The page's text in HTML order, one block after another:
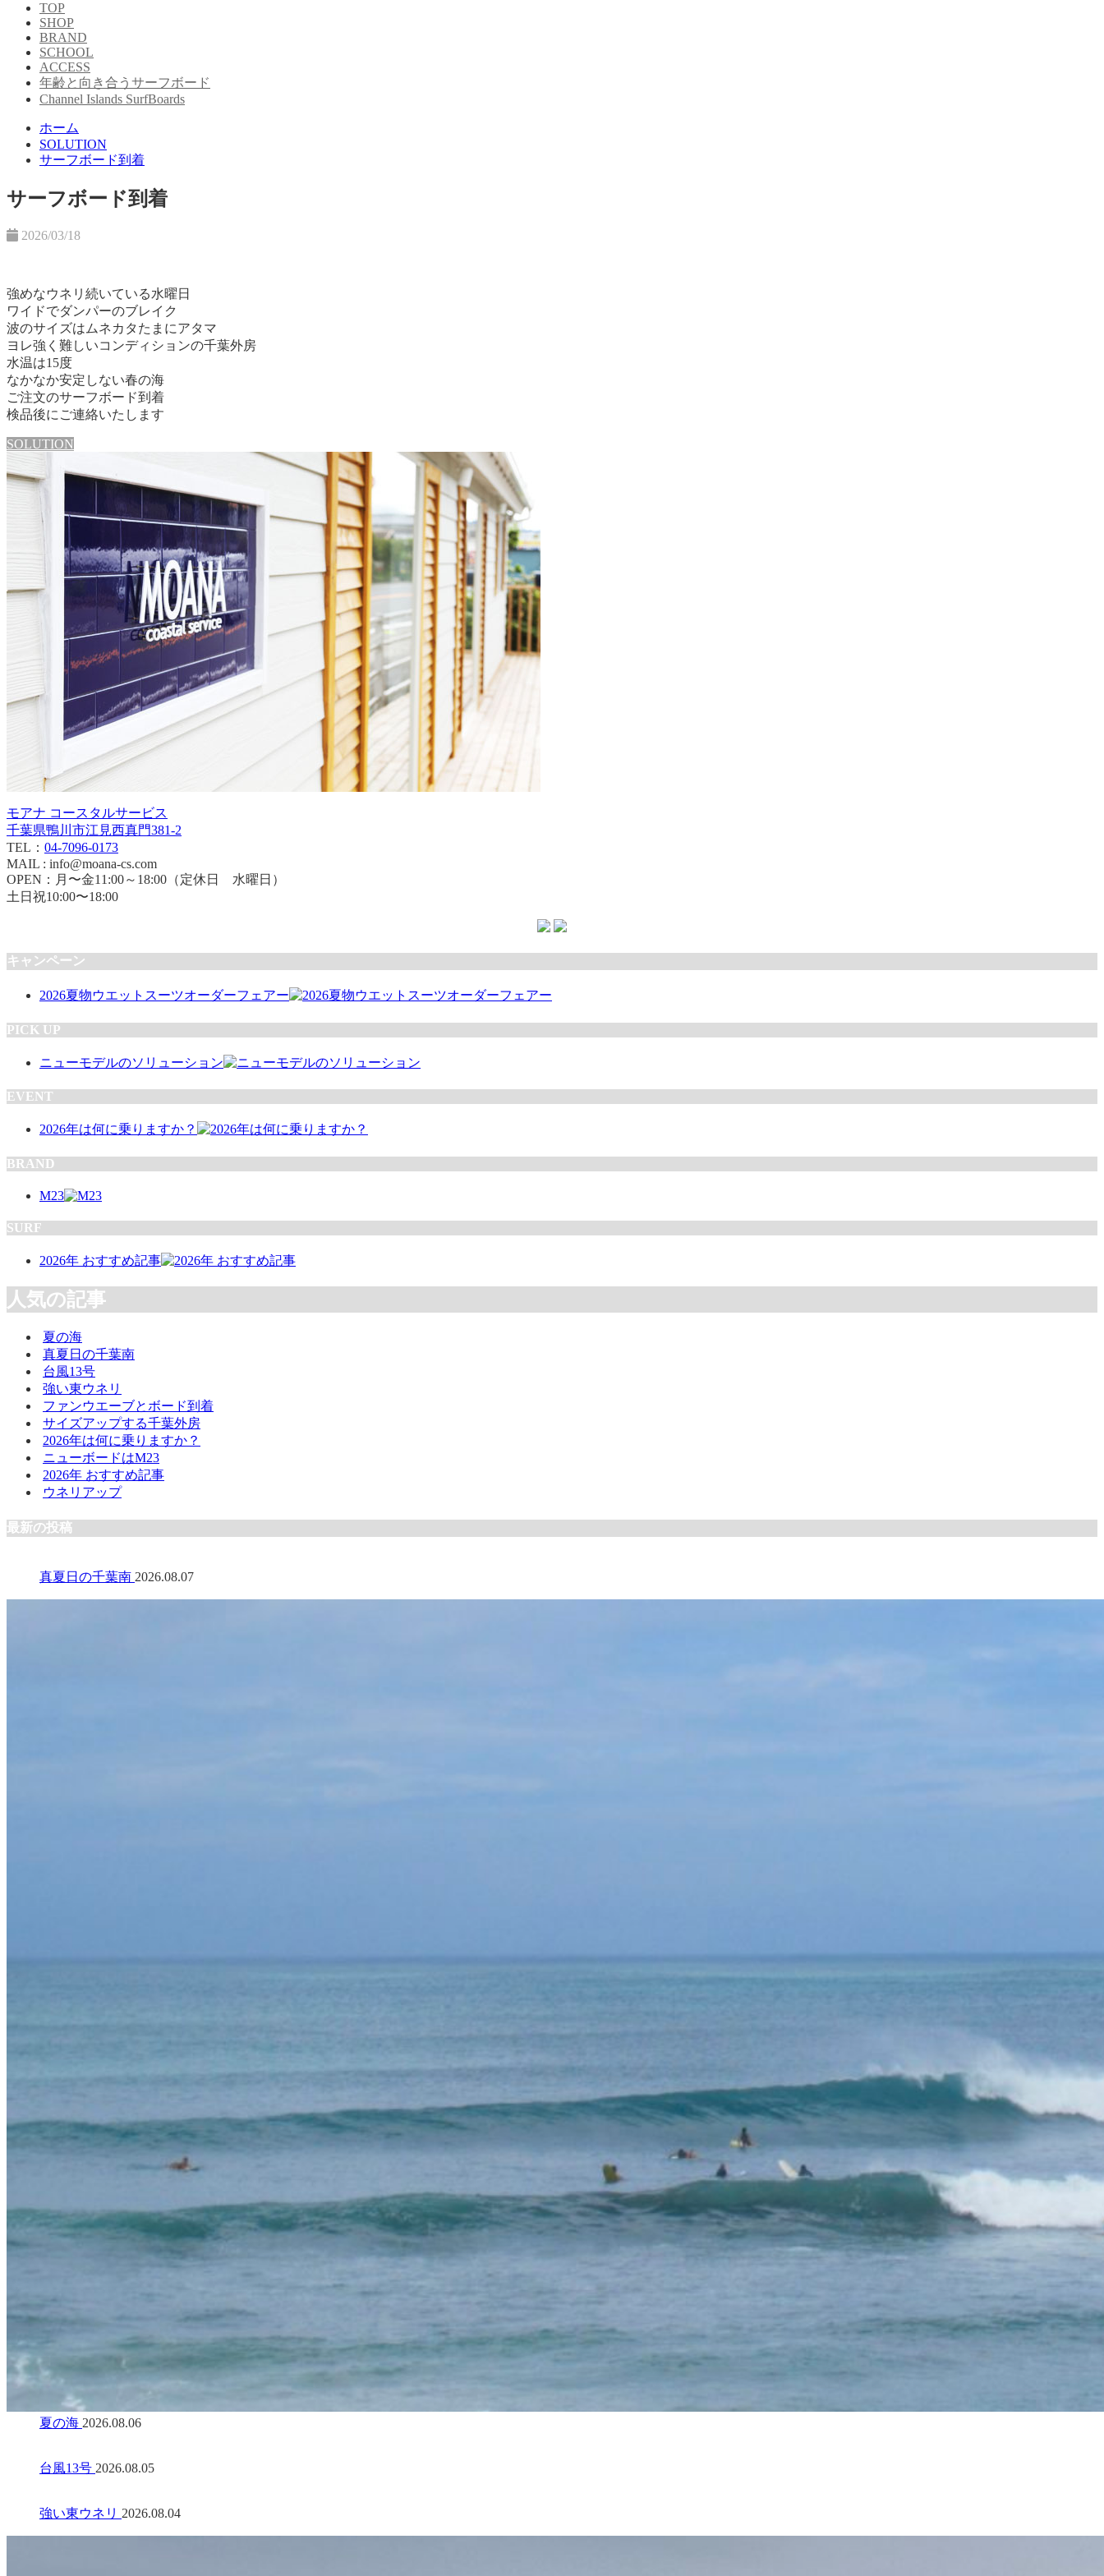
TOP
SHOP
BRAND
SCHOOL
ACCESS
年齢と向き合うサーフボード
Channel Islands SurfBoards
ホーム
SOLUTION
サーフボード到着
サーフボード到着
2026/03/18
強めなウネリ続いている水曜日
ワイドでダンパーのブレイク
波のサイズはムネカタたまにアタマ
ヨレ強く難しいコンディションの千葉外房
水温は15度
なかなか安定しない春の海
ご注文のサーフボード到着
検品後にご連絡いたします
SOLUTION
モアナ コースタルサービス
千葉県鴨川市江見西真門381-2
TEL： 04-7096-0173
MAIL : info@moana-cs.com
OPEN：月〜金11:00～18:00（定休日 水曜日）
土日祝10:00〜18:00
キャンペーン
2026夏物ウエットスーツオーダーフェアー
PICK UP
ニューモデルのソリューション
EVENT
2026年は何に乗りますか？
BRAND
M23
SURF
2026年 おすすめ記事
人気の記事
夏の海
真夏日の千葉南
台風13号
強い東ウネリ
ファンウエーブとボード到着
サイズアップする千葉外房
2026年は何に乗りますか？
ニューボードはM23
2026年 おすすめ記事
ウネリアップ
最新の投稿
真夏日の千葉南 2026.08.07
夏の海 2026.08.06
台風13号 2026.08.05
強い東ウネリ 2026.08.04